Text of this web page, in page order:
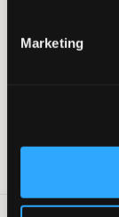
Marketing
Cargo-modell